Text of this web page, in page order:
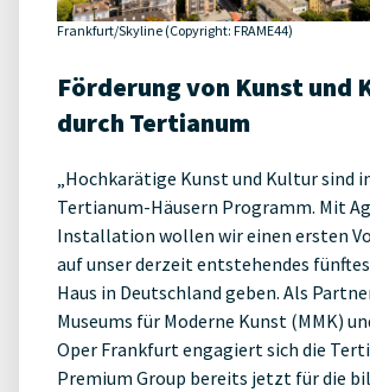
Frankfurt/Skyline (Copyright: FRAME44)
Förderung von Kunst und
durch Tertianum
„Hochkarätige Kunst und Kultur sind
Tertianum-Häusern Programm. Mit
Installation wollen wir einen ersten
auf unser derzeit entstehendes
Haus in Deutschland geben. Als
Museums für Moderne Kunst (MMK)
Oper Frankfurt engagiert sich die
Premium Group bereits jetzt für die